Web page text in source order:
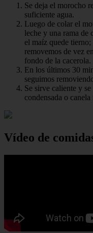
Se deja el morocho
suficiente agua.
Luego de colar el
leche y una rama de
el maíz quede
removemos de vez
fondo de la cacerola.
En los últimos 30
seguimos
Se sirve caliente y
condensada o
Vídeo de